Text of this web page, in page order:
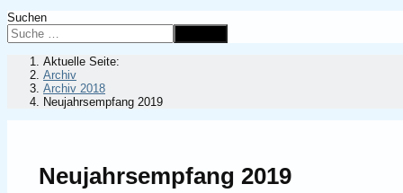
Suchen
Aktuelle Seite:
Archiv
Archiv 2018
Neujahrsempfang 2019
Neujahrsempfang 2019